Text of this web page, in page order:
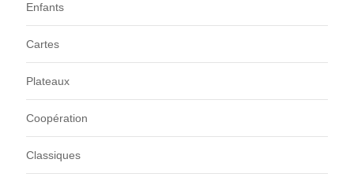
Enfants
Cartes
Plateaux
Coopération
Classiques